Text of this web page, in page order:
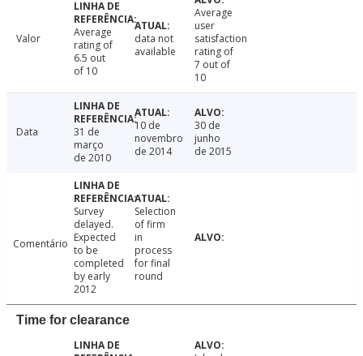
Valor
Average
rating of
6.5 out
of 10
data not
available
Average
user
satisfaction
rating of
7 out of
10
Data
31 de
março
de 2010
10 de
novembro
de 2014
30 de
junho
de 2015
Comentário
Survey
delayed.
Expected
to be
completed
by early
2012
Selection
of firm
in
process
for final
round
Time for clearance